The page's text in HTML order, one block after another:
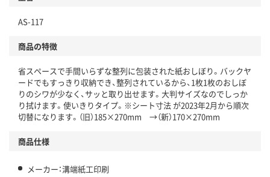
仕組
この商品の環境配慮ポイントです。下記商品詳細「
アスクル商品環境スコア詳細／加点項目
」で確認できます。
AS-117
商品の特徴
省スペースで手間いらずな整列に包装された紙おしぼり。バックヤ
ードでもすっきり収納でき、整列されているから、1枚1枚のおしぼ
りのシワが少なく、サッと取り出せます。大判サイズなのでしっか
り拭けます。使いきりタイプ。※シート寸法 が2023年2月から順次
切替になります。（旧）185×270mm →（新）170×270mm
商品仕様
メーカー：溝端紙工印刷